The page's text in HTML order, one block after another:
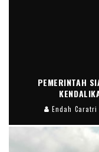
PEMERINTAH
Endah Caratri